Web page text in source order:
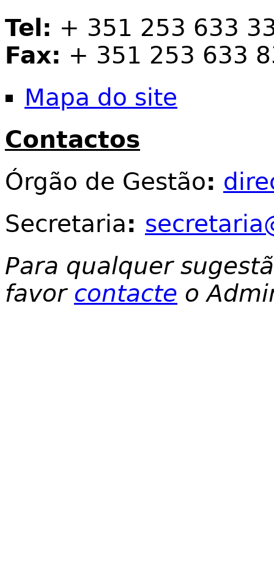
Tel: + 351 253 633
Fax: + 351 253 633
Mapa do site
Contactos
Órgão de Gestão:
Secretaria:
Para qualquer
favor contacte o